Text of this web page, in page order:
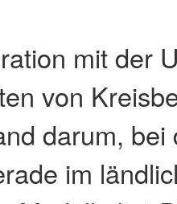
mit der
von
darum, bei
im